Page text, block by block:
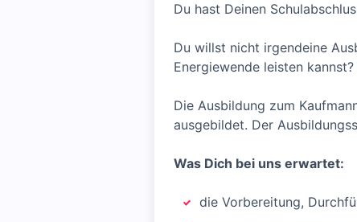
Du hast Deinen
Du willst nicht irgendeine
Energiewende leisten
Die Ausbildung zum
ausgebildet. Der
Was Dich bei uns erwartet:
die Vorbereitung,